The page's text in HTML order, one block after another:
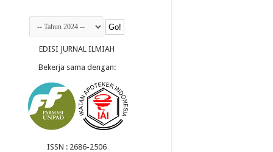
EDISI JURNAL ILMIAH
Bekerja sama dengan:
ISSN : 2686-2506